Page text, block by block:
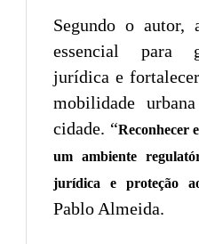
Segundo o autor,
essencial para
jurídica e
mobilidade
cidade. “Reconhecer
um ambiente
jurídica e proteção
Pablo Almeida.